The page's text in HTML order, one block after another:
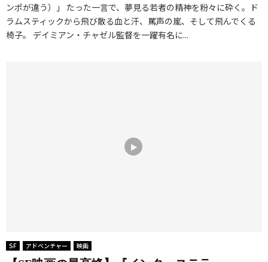
ンポが違う）」 たった一言で、夢見る若者の精神を粉々に砕く。ド
ラムスティックから飛び散る血と汗、罵声の嵐、そして飛んでくる
椅子。 デイミアン・チャゼル監督を一躍有名に...
SF アドベンチャー 映画